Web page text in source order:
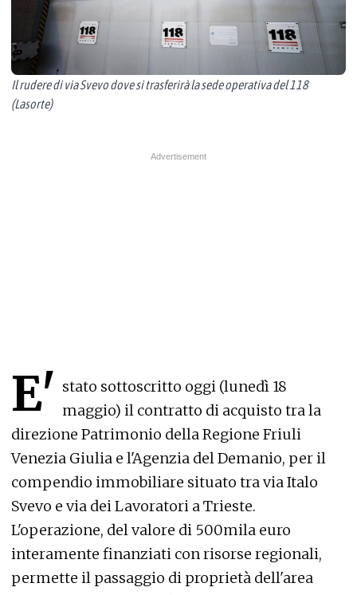
Il rudere di via Svevo dove si trasferirà la sede operativa del 118
(Lasorte)
E' stato sottoscritto oggi (lunedì 18
maggio) il contratto di acquisto tra la
direzione Patrimonio della Regione Friuli
Venezia Giulia e l'Agenzia del Demanio, per il
compendio immobiliare situato tra via Italo
Svevo e via dei Lavoratori a Trieste.
L'operazione, del valore di 500mila euro
interamente finanziati con risorse regionali,
permette il passaggio di proprietà dell'area